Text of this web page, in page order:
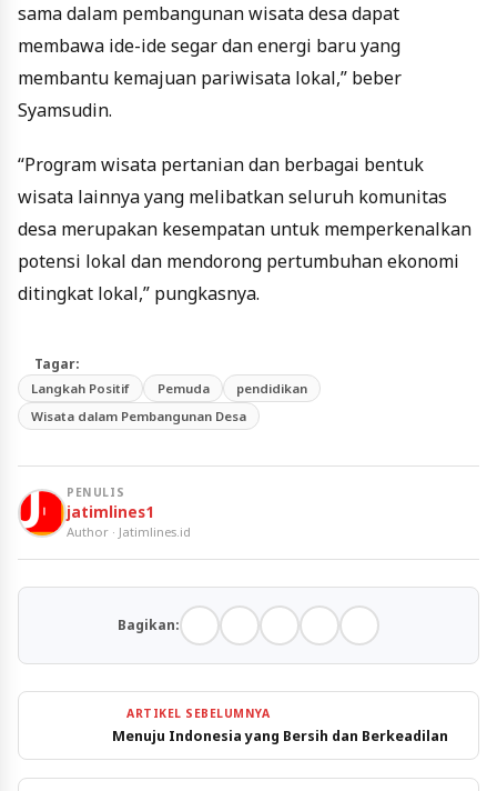
sama dalam pembangunan wisata desa dapat
membawa ide-ide segar dan energi baru yang
membantu kemajuan pariwisata lokal,” beber
Syamsudin.
“Program wisata pertanian dan berbagai bentuk
wisata lainnya yang melibatkan seluruh komunitas
desa merupakan kesempatan untuk memperkenalkan
potensi lokal dan mendorong pertumbuhan ekonomi
ditingkat lokal,” pungkasnya.
Tagar:
Langkah Positif Pemuda
pendidikan
Wisata dalam Pembangunan Desa
PENULIS
jatimlines1
Author · Jatimlines.id
Bagikan:
ARTIKEL SEBELUMNYA
Menuju Indonesia yang Bersih dan Berkeadilan